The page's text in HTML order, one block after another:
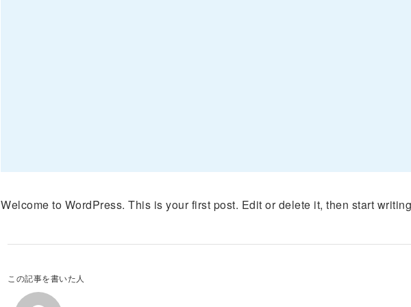
Welcome to WordPress. This is your first post. Edit or delete it, then start
この記事を書いた人